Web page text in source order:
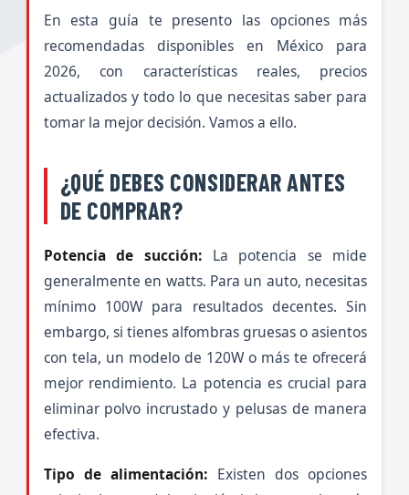
En esta guía te presento las opciones más
recomendadas disponibles en México para
2026, con características reales, precios
actualizados y todo lo que necesitas saber para
tomar la mejor decisión. Vamos a ello.
¿QUÉ DEBES CONSIDERAR ANTES
DE COMPRAR?
Potencia de succión:La potencia se mide
generalmente en watts. Para un auto, necesitas
mínimo 100W para resultados decentes. Sin
embargo, si tienes alfombras gruesas o asientos
con tela, un modelo de 120W o más te ofrecerá
mejor rendimiento. La potencia es crucial para
eliminar polvo incrustado y pelusas de manera
efectiva.
Tipo de alimentación: Existen dos opciones